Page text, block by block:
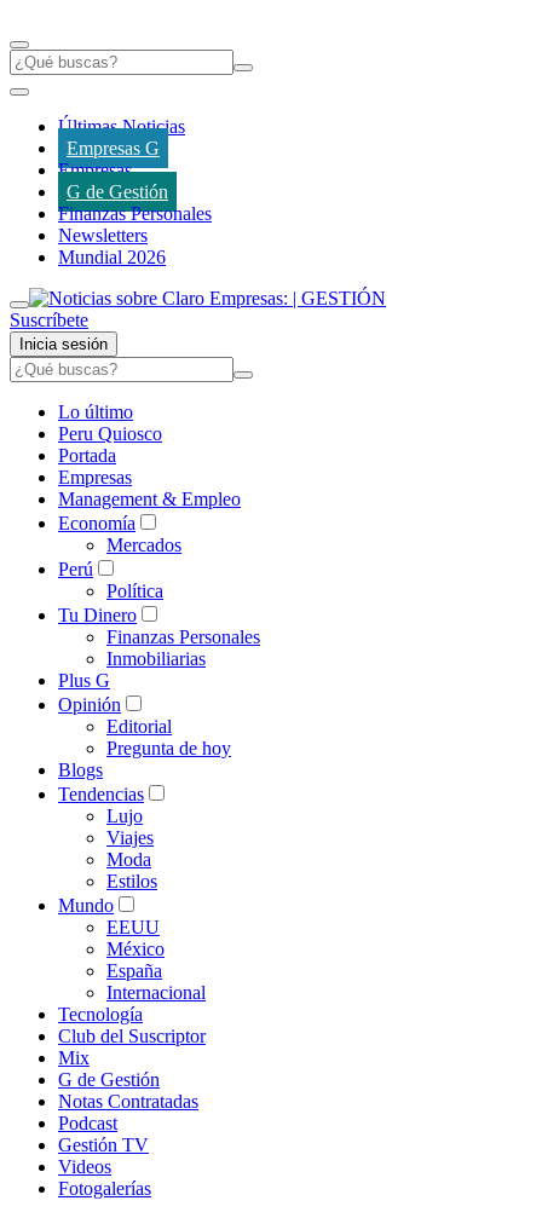
Últimas Noticias
Empresas G
Empresas
G de Gestión
Finanzas Personales
Newsletters
Mundial 2026
Suscríbete
Inicia sesión
Lo último
Peru Quiosco
Portada
Empresas
Management & Empleo
Economía
Mercados
Perú
Política
Tu Dinero
Finanzas Personales
Inmobiliarias
Plus G
Opinión
Editorial
Pregunta de hoy
Blogs
Tendencias
Lujo
Viajes
Moda
Estilos
Mundo
EEUU
México
España
Internacional
Tecnología
Club del Suscriptor
Mix
G de Gestión
Notas Contratadas
Podcast
Gestión TV
Videos
Fotogalerías